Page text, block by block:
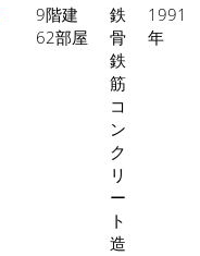
9階建
62部屋
鉄
骨
鉄
筋
コ
ン
ク
リ
ー
ト
造
1991
年